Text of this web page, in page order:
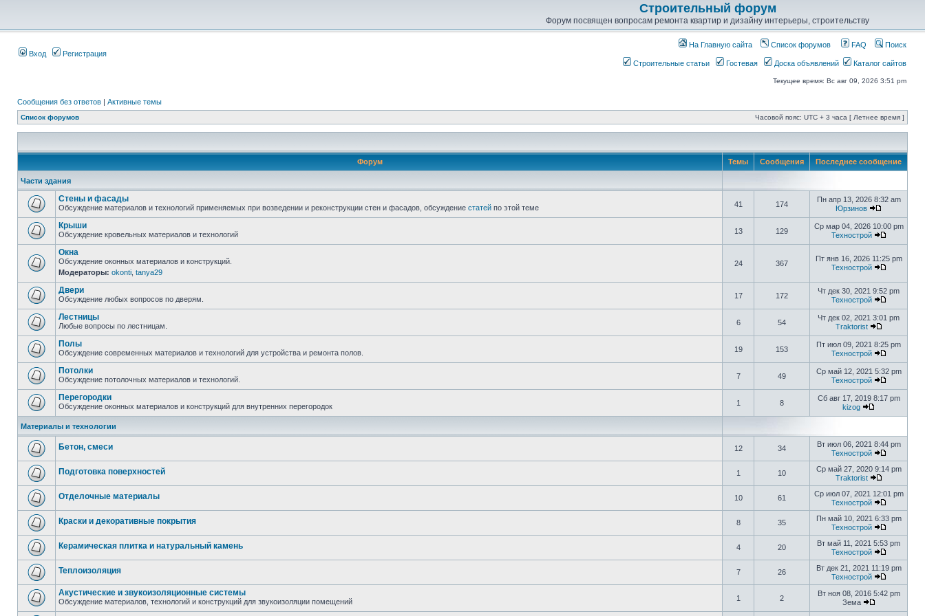
Строительный форум
Форум посвящен вопросам ремонта квартир и дизайну интерьеры, строительству
Вход Регистрация
На Главную сайта Список форумов FAQ Поиск
Строительные статьи Гостевая Доска объявлений Каталог сайтов
Текущее время: Вс авг 09, 2026 3:51 pm
Сообщения без ответов | Активные темы
Список форумов Часовой пояс: UTC + 3 часа [ Летнее время ]
Форум Темы Сообщения Последнее сообщение
Части здания
Стены и фасады
Обсуждение материалов и технологий применяемых при возведении и реконструкции стен и фасадов, обсуждение статей по этой теме 41 174
Пн апр 13, 2026 8:32 am
Юрзинов
Крыши
Обсуждение кровельных материалов и технологий 13 129
Ср мар 04, 2026 10:00 pm
Технострой
Окна
Обсуждение оконных материалов и конструкций.
Модераторы: okonti tanya29
24 367
Пт янв 16, 2026 11:25 pm
Технострой
Двери
Обсуждение любых вопросов по дверям. 17 172
Чт дек 30, 2021 9:52 pm
Технострой
Лестницы
Любые вопросы по лестницам. 6 54
Чт дек 02, 2021 3:01 pm
Traktorist
Полы
Обсуждение современных материалов и технологий для устройства и ремонта полов. 19 153
Пт июл 09, 2021 8:25 pm
Технострой
Потолки
Обсуждение потолочных материалов и технологий. 7 49
Ср май 12, 2021 5:32 pm
Технострой
Перегородки
Обсуждение оконных материалов и конструкций для внутренних перегородок 1 8
Сб авг 17, 2019 8:17 pm
kizog
Материалы и технологии
Бетон, смеси 12 34
Вт июл 06, 2021 8:44 pm
Технострой
Подготовка поверхностей 1 10
Ср май 27, 2020 9:14 pm
Traktorist
Отделочные материалы 10 61
Ср июл 07, 2021 12:01 pm
Технострой
Краски и декоративные покрытия 8 35
Пн май 10, 2021 6:33 pm
Технострой
Керамическая плитка и натуральный камень 4 20
Вт май 11, 2021 5:53 pm
Технострой
Теплоизоляция 7 26
Вт дек 21, 2021 11:19 pm
Технострой
Акустические и звукоизоляционные системы
Обсуждение материалов, технологий и конструкций для звукоизоляции помещений 1 2
Вт ноя 08, 2016 5:42 pm
Зема